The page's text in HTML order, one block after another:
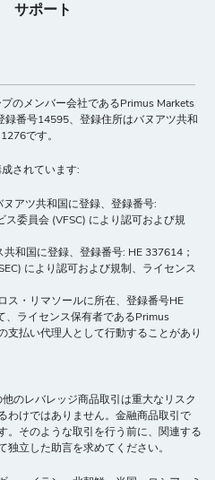
サポート
のメンバー会社であるPrimus Markets
録番号14595、登録住所はバヌアツ共和
です。
されています:
ヌアツ共和国に登録、登録番号:
委員会 (VFSC) により認可および規
和国に登録、登録番号: HE 337614；
により認可および規制、ライセンス
ス・リマソールに所在、登録番号HE
、ライセンス保有者であるPrimus
支払い代理人として行動することがあり
のレバレッジ商品取引は重大なリスク
わけではありません。金融商品取引で
。そのような取引を行う前に、関連する
独立した助言を求めてください。